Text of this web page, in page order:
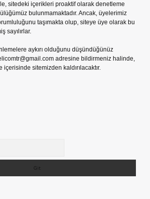
sitedeki içerikleri proaktif olarak denetleme
bulunmamaktadır. Ancak, üyelerimiz
taşımakta olup, siteye üye olarak bu
sayılırlar.
aykırı olduğunu düşündüğünüz
adresine bildirmeniz halinde,
sitemizden kaldırılacaktır.